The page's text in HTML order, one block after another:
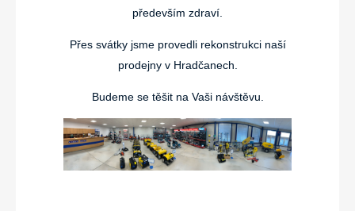
především zdraví.
Přes svátky jsme provedli rekonstrukci naší
prodejny v Hradčanech.
Budeme se těšit na Vaši návštěvu.